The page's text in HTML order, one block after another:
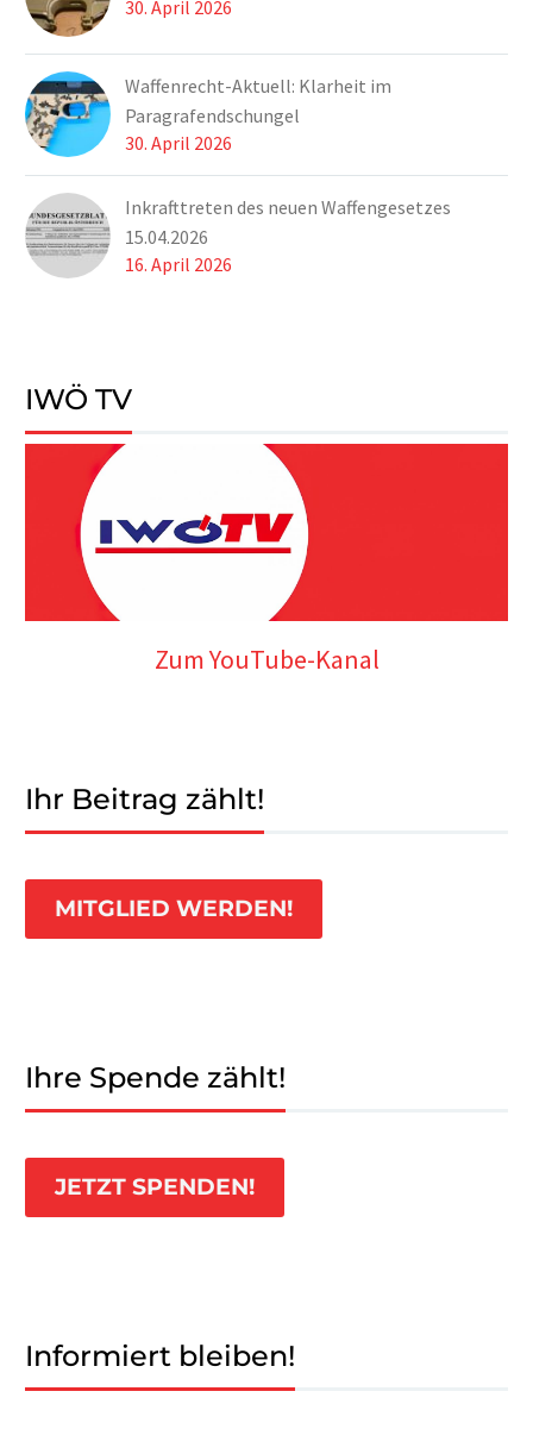
die undemokratischen
EU-Bonzen in ihrem
Treiben nur bestärkt.
30. April 2026
Waffenrecht-Aktuell: Klarheit im
Paragrafendschungel
30. April 2026
Inkrafttreten des neuen Waffengesetzes
15.04.2026
16. April 2026
IWÖ TV
Zum YouTube-Kanal
Ihr Beitrag zählt!
MITGLIED WERDEN!
Ihre Spende zählt!
JETZT SPENDEN!
Informiert bleiben!